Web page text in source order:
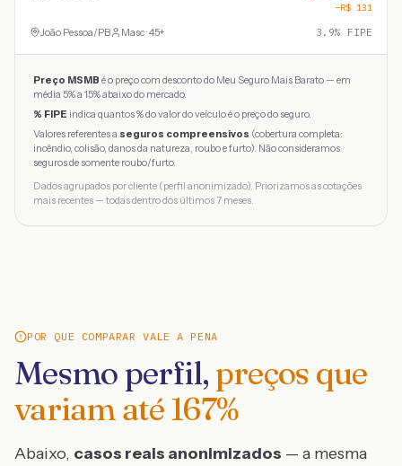
−R$ 131
João Pessoa/PB Masc · 45+ 3.9% FIPE
Preço MSMB é o preço com desconto do Meu Seguro Mais Barato — em
média 5% a 15% abaixo do mercado.
% FIPE indica quantos % do valor do veículo é o preço do seguro.
Valores referentes a seguros compreensivos (cobertura completa:
incêndio, colisão, danos da natureza, roubo e furto). Não consideramos
seguros de somente roubo/furto.
Dados agrupados por cliente (perfil anonimizado). Priorizamos as cotações
mais recentes — todas dentro dos últimos 7 meses.
POR QUE COMPARAR VALE A PENA
Mesmo perfil, preços que
variam até167%
Abaixo, casos reais anonimizados — a mesma